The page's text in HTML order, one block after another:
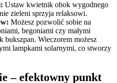
Ustaw kwietnik obok wygodnego
zieleni sprzyja relaksowi.
Możesz pozwolić sobie na
begoniami czy małymi
bukszpan. Wieczorem możesz
lampkami solarnymi, co stworzy
– efektowny punkt